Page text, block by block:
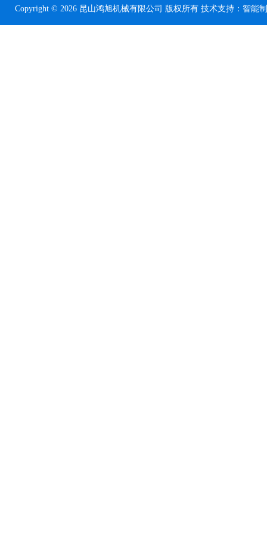
Copyright © 2026 昆山鸿旭机械有限公司 版权所有 技术支持： 智能